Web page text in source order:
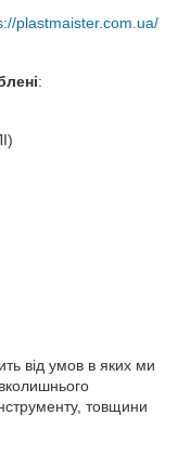
plastmaister.com.ua/
:
від умов в яких ми
товщини